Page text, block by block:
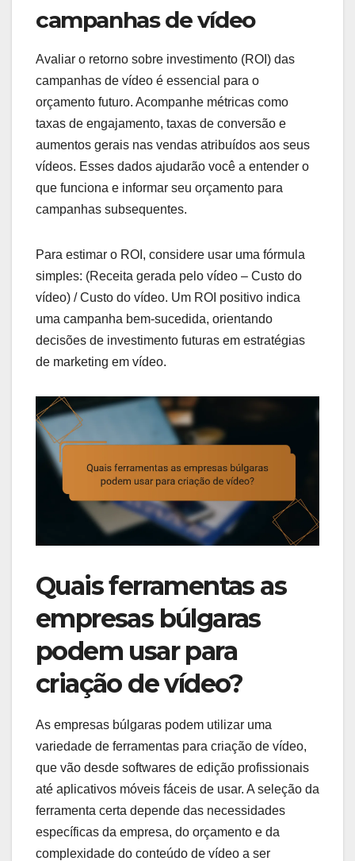
campanhas de vídeo
Avaliar o retorno sobre investimento (ROI) das
campanhas de vídeo é essencial para o
orçamento futuro. Acompanhe métricas como
taxas de engajamento, taxas de conversão e
aumentos gerais nas vendas atribuídos aos seus
vídeos. Esses dados ajudarão você a entender o
que funciona e informar seu orçamento para
campanhas subsequentes.
Para estimar o ROI, considere usar uma fórmula
simples: (Receita gerada pelo vídeo – Custo do
vídeo) / Custo do vídeo. Um ROI positivo indica
uma campanha bem-sucedida, orientando
decisões de investimento futuras em estratégias
de marketing em vídeo.
Quais ferramentas as
empresas búlgaras
podem usar para
criação de vídeo?
As empresas búlgaras podem utilizar uma
variedade de ferramentas para criação de vídeo,
que vão desde softwares de edição profissionais
até aplicativos móveis fáceis de usar. A seleção da
ferramenta certa depende das necessidades
específicas da empresa, do orçamento e da
complexidade do conteúdo de vídeo a ser